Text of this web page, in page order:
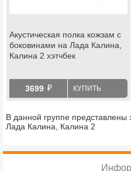
Акустическая полка кожзам с
боковинами на Лада Калина,
Калина 2 хэтчбек
3699 й КУПИТЬ
В данной группе
Лада Калина, Калина 2